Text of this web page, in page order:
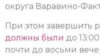
округа Варавино-
При этом завершить
должны были до
почти до восьми